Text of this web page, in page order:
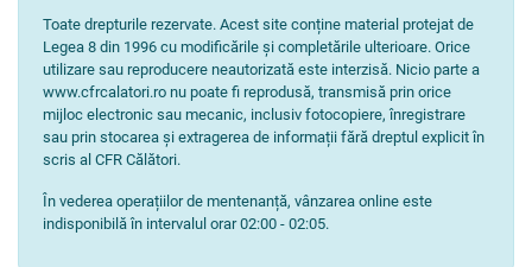
Toate drepturile rezervate. Acest site conține material protejat de
Legea 8 din 1996 cu modificările și completările ulterioare. Orice
utilizare sau reproducere neautorizată este interzisă. Nicio parte a
www.cfrcalatori.ro nu poate fi reprodusă, transmisă prin orice
mijloc electronic sau mecanic, inclusiv fotocopiere, înregistrare
sau prin stocarea și extragerea de informații fără dreptul explicit în
scris al CFR Călători.
În vederea operațiilor de mentenanță, vânzarea online este
indisponibilă în intervalul orar 02:00 - 02:05.